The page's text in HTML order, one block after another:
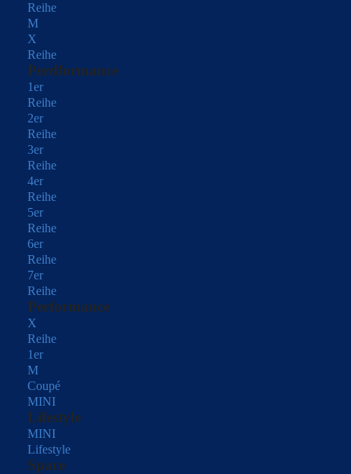
Reihe
M
X
Reihe
Perdformance
1er
Reihe
2er
Reihe
3er
Reihe
4er
Reihe
5er
Reihe
6er
Reihe
7er
Reihe
Performance
X
Reihe
1er
M
Coupé
MINI
Lifestyle
MINI
Lifestyle
Space